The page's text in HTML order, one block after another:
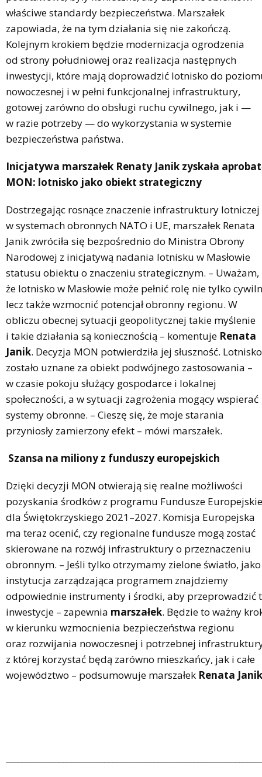
właściwe standardy bezpieczeństwa. Marszałek
zapowiada, że na tym działania się nie zakończą.
Kolejnym krokiem będzie modernizacja ogrodzenia
od strony południowej oraz realizacja następnych
inwestycji, które mają doprowadzić lotnisko do
nowoczesnej i w pełni funkcjonalnej infrastruktury,
gotowej zarówno do obsługi ruchu cywilnego, jak i —
w razie potrzeby — do wykorzystania w systemie
bezpieczeństwa państwa.
Inicjatywa marszałek Renaty Janik zyskała
MON: lotnisko jako obiekt strategiczny
Dostrzegając rosnące znaczenie infrastruktury lotniczej
w systemach obronnych NATO i UE, marszałek Renata
Janik zwróciła się bezpośrednio do Ministra Obrony
Narodowej z inicjatywą nadania lotnisku w Masłowie
statusu obiektu o znaczeniu strategicznym. – Uważam,
że lotnisko w Masłowie może pełnić rolę nie tylko
lecz także wzmocnić potencjał obronny regionu. W
obliczu obecnej sytuacji geopolitycznej takie myślenie
i takie działania są koniecznością – komentuje Renata
Janik. Decyzja MON potwierdziła jej słuszność. Lotnisko
zostało uznane za obiekt podwójnego zastosowania –
w czasie pokoju służący gospodarce i lokalnej
społeczności, a w sytuacji zagrożenia mogący wspierać
systemy obronne. – Cieszę się, że moje starania
przyniosły zamierzony efekt – mówi marszałek.
Szansa na miliony z funduszy europejskich
Dzięki decyzji MON otwierają się realne możliwości
pozyskania środków z programu Fundusze Europejskie
dla Świętokrzyskiego 2021–2027. Komisja Europejska
ma teraz ocenić, czy regionalne fundusze mogą zostać
skierowane na rozwój infrastruktury o przeznaczeniu
obronnym. – Jeśli tylko otrzymamy zielone światło, jako
instytucja zarządzająca programem znajdziemy
odpowiednie instrumenty i środki, aby przeprowadzić
inwestycje – zapewnia marszałek. Będzie to ważny
w kierunku wzmocnienia bezpieczeństwa regionu
oraz rozwijania nowoczesnej i potrzebnej
z której korzystać będą zarówno mieszkańcy, jak i całe
województwo – podsumowuje marszałek Renata Janik